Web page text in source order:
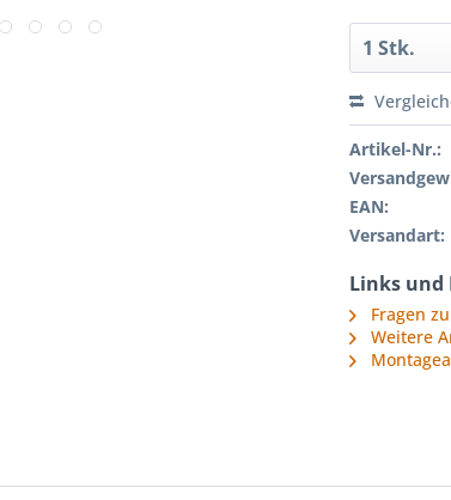
Artikel-Nr.:
EAN:
Versandart:
Links und
Fragen
Weitere